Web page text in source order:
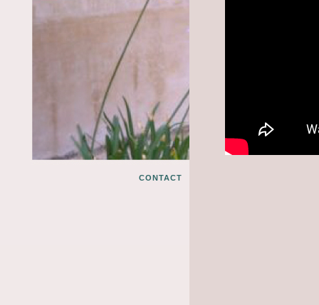
CONTACT